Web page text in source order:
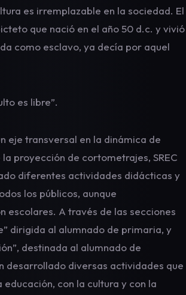
es irremplazable en la sociedad. El
que nació en el año 50 d.c. y vivió
como esclavo, ya decía por aquel
es libre”.
eje transversal en la dinámica de
la proyección de cortometrajes, SREC
diferentes actividades didácticas y
los públicos, aunque
escolares. A través de las secciones
dirigida al alumnado de primaria, y
destinada al alumnado de
desarrollado diversas actividades que
educación, con la cultura y con la